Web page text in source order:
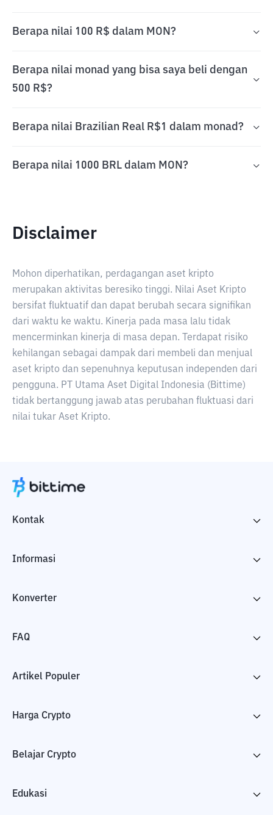
Berapa nilai 100 R$ dalam MON?
Berapa nilai monad yang bisa saya beli dengan
500 R$?
Berapa nilai Brazilian Real R$1 dalam monad?
Berapa nilai 1000 BRL dalam MON?
Disclaimer
Mohon diperhatikan, perdagangan aset kripto
merupakan aktivitas beresiko tinggi. Nilai Aset Kripto
bersifat fluktuatif dan dapat berubah secara signifikan
dari waktu ke waktu. Kinerja pada masa lalu tidak
mencerminkan kinerja di masa depan. Terdapat risiko
kehilangan sebagai dampak dari membeli dan menjual
aset kripto dan sepenuhnya keputusan independen dari
pengguna. PT Utama Aset Digital Indonesia (Bittime)
tidak bertanggung jawab atas perubahan fluktuasi dari
nilai tukar Aset Kripto.
Kontak
Informasi
Konverter
FAQ
Artikel Populer
Harga Crypto
Belajar Crypto
Edukasi